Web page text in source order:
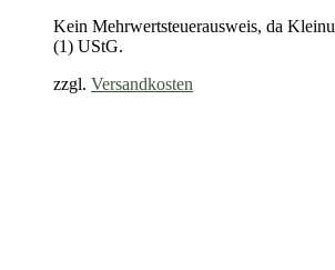
Kein Mehrwertsteuerausweis, da
(1) UStG.
zzgl. Versandkosten